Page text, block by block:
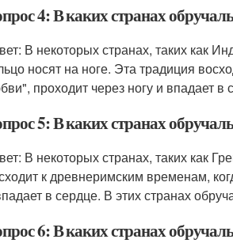
4: В каких странах
В некоторых странах, таких как
носят на ноге. Эта традиция
проходит через ногу и впадает в
5: В каких странах
В некоторых странах, таких как
к древнеримским временам,
в сердце. В этих странах
6: В каких странах